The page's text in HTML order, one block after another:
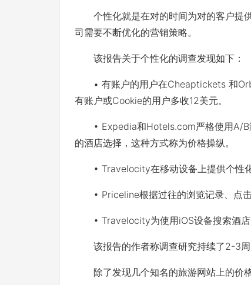
个性化就是在对的时间为对的客户提
司需要不断优化的营销策略。
该报告关于个性化的调查发现如下：
• 有账户的用户在Cheaptickets 和
有账户或Cookie的用户多收12美元。
• Expedia和Hotels.com严格使用A/B
的酒店选择，这种方式称为价格操纵。
• Travelocity在移动设备上提供个性化
• Priceline根据过往的浏览记录、点击
• Travelocity为使用iOS设备搜索酒店
该报告的作者称调查研究持续了2-3周
除了发现几个知名的旅游网站上的价格